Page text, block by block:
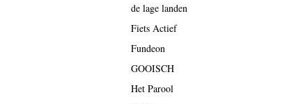
de lage landen
Fiets Actief
Fundeon
GOOISCH
Het Parool